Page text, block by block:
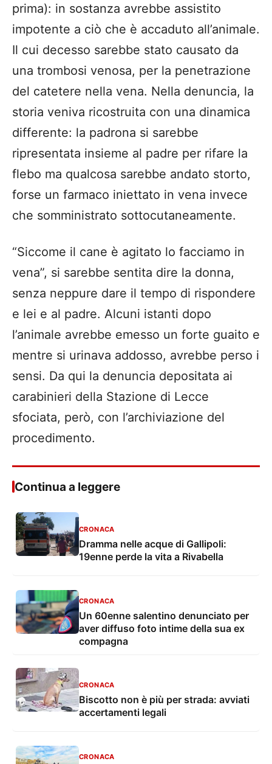
prima): in sostanza avrebbe assistito
impotente a ciò che è accaduto all’animale.
Il cui decesso sarebbe stato causato da
una trombosi venosa, per la penetrazione
del catetere nella vena. Nella denuncia, la
storia veniva ricostruita con una dinamica
differente: la padrona si sarebbe
ripresentata insieme al padre per rifare la
flebo ma qualcosa sarebbe andato storto,
forse un farmaco iniettato in vena invece
che somministrato sottocutaneamente.
“Siccome il cane è agitato lo facciamo in
vena”, si sarebbe sentita dire la donna,
senza neppure dare il tempo di rispondere
e lei e al padre. Alcuni istanti dopo
l’animale avrebbe emesso un forte guaito e
mentre si urinava addosso, avrebbe perso i
sensi. Da qui la denuncia depositata ai
carabinieri della Stazione di Lecce
sfociata, però, con l’archiviazione del
procedimento.
Continua a leggere
CRONACA
Dramma nelle acque di Gallipoli:
19enne perde la vita a Rivabella
CRONACA
Un 60enne salentino denunciato per
aver diffuso foto intime della sua ex
compagna
CRONACA
Biscotto non è più per strada: avviati
accertamenti legali
CRONACA